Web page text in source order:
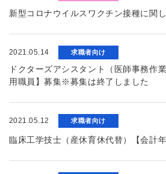
新型コロナウイルスワクチン接種に関
2021.05.14 求職者向け
ドクターズアシスタント（医師事務作
用職員】募集※募集は終了しました
2021.05.12 求職者向け
臨床工学技士（産休育休代替）【会計